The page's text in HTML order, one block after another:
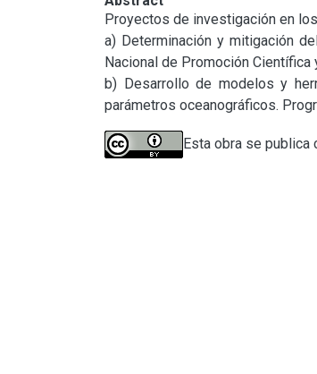
Proyectos de investigación en
a) Determinación y mitigación
Nacional de Promoción
b) Desarrollo de modelos y
parámetros oceanográficos.
Esta obra se publica